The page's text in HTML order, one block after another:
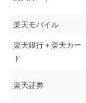
楽天モバイル
楽天銀行＋楽天カー
ド
楽天証券